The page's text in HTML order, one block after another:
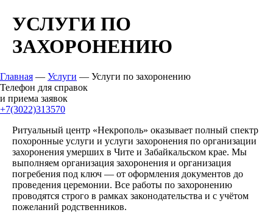
УСЛУГИ ПО
ЗАХОРОНЕНИЮ
Главная — Услуги — Услуги по захоронению
Телефон для справок
и приема заявок
+7(3022)313570
Ритуальный центр «Некрополь» оказывает полный спектр
похоронные услуги и услуги захоронения по организации
захоронения умерших в Чите и Забайкальском крае. Мы
выполняем организация захоронения и организация
погребения под ключ — от оформления документов до
проведения церемонии. Все работы по захоронению
проводятся строго в рамках законодательства и с учётом
пожеланий родственников.